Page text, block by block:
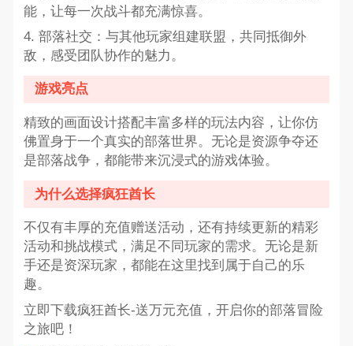
能，让每一次战斗都充满惊喜。
4. 部落社交：与其他玩家组建联盟，共同抵御外
敌，感受团队协作的魅力。
游戏亮点
精致的画面设计搭配丰富多样的玩法内容，让你仿
佛置身于一个真实的部落世界。无论是资源争夺还
是部落战争，都能带来沉浸式的游戏体验。
为什么选择疯狂酋长
不仅有丰厚的充值赠送活动，还有持续更新的精彩
活动和挑战模式，满足不同玩家的需求。无论是新
手还是资深玩家，都能在这里找到属于自己的乐
趣。
立即下载疯狂酋长-送万元充值，开启你的部落冒险
之旅吧！